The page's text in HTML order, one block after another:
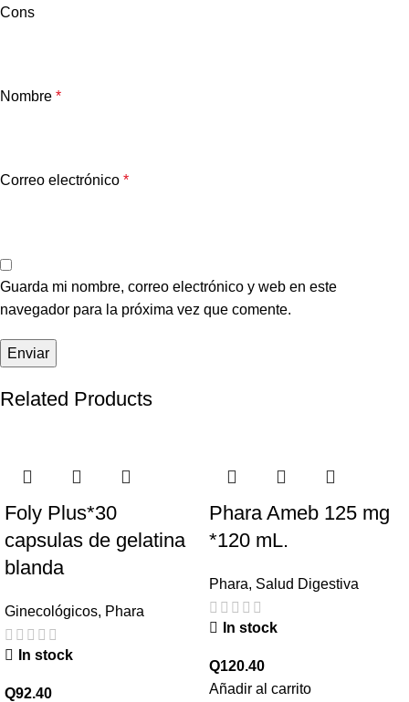
Cons
Nombre *
Correo electrónico *
Guarda mi nombre, correo electrónico y web en este
navegador para la próxima vez que comente.
Related Products
Foly Plus*30
capsulas de gelatina
blanda
Ginecológicos, Phara
In stock
Q92.40
Phara Ameb 125 mg
*120 mL.
Phara, Salud Digestiva
In stock
Q120.40
Añadir al carrito